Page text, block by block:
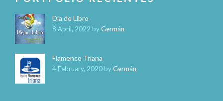
Día de Libro
8 April, 2022 byGermán
Flamenco Triana
4 February, 2020 byGermán